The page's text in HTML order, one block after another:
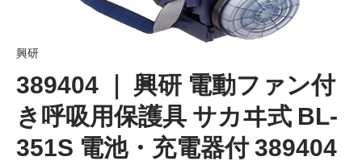
興研
389404 ｜ 興研 電動ファン付
き呼吸用保護具 サカヰ式 BL-
351S 電池・充電器付 389404